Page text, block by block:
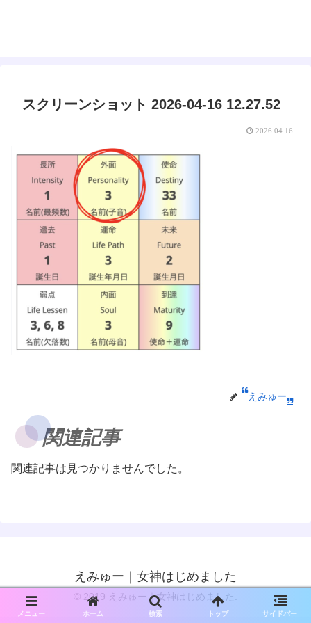
スクリーンショット 2026-04-16 12.27.52
2026.04.16
えみゅー
関連記事
関連記事は見つかりませんでした。
えみゅー｜女神はじめました
© 2019 えみゅー｜女神はじめました.
メニュー ホーム 検索 トップ サイドバー